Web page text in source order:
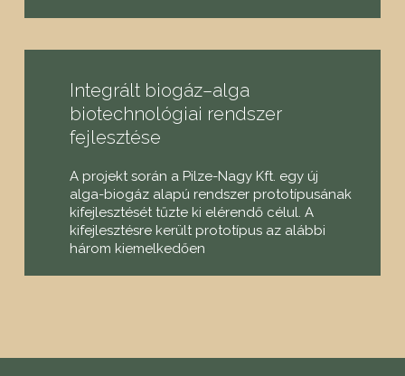
Integrált biogáz–alga
biotechnológiai rendszer
fejlesztése
A projekt során a Pilze-Nagy Kft. egy új
alga-biogáz alapú rendszer prototípusának
kifejlesztését tűzte ki elérendő célul. A
kifejlesztésre került prototípus az alábbi
három kiemelkedően